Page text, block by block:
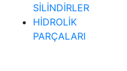
SİLİNDİRLER
HİDROLİK
PARÇALARI